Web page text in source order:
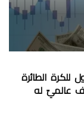
للكرة الطائرة
عالميّ له